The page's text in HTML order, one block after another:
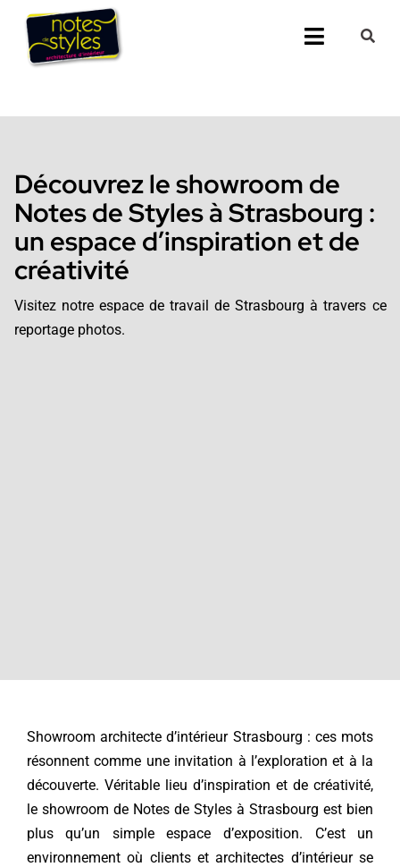
Passer
contenu
Toggle
Prestations
Nos
Notes de
Découvrez le showroom de
Notes de Styles à Strasbourg :
un espace d’inspiration et de
créativité
Visitez notre espace de travail de Strasbourg à travers ce
reportage photos.
Showroom architecte d’intérieur Strasbourg : ces mots
résonnent comme une invitation à l’exploration et à la
découverte. Véritable lieu d’inspiration et de créativité,
le showroom de Notes de Styles à Strasbourg est bien
plus qu’un simple espace d’exposition. C’est un
environnement où clients et architectes d’intérieur se